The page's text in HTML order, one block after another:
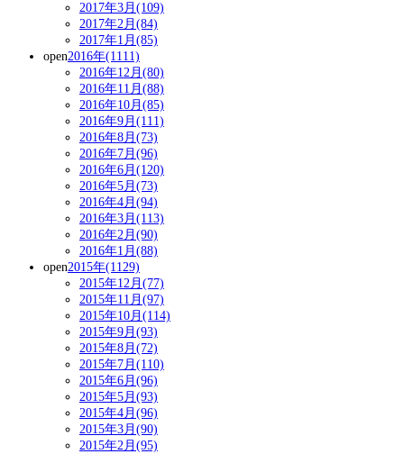
2017年3月(109)
2017年2月(84)
2017年1月(85)
open2016年(1111)
2016年12月(80)
2016年11月(88)
2016年10月(85)
2016年9月(111)
2016年8月(73)
2016年7月(96)
2016年6月(120)
2016年5月(73)
2016年4月(94)
2016年3月(113)
2016年2月(90)
2016年1月(88)
open2015年(1129)
2015年12月(77)
2015年11月(97)
2015年10月(114)
2015年9月(93)
2015年8月(72)
2015年7月(110)
2015年6月(96)
2015年5月(93)
2015年4月(96)
2015年3月(90)
2015年2月(95)